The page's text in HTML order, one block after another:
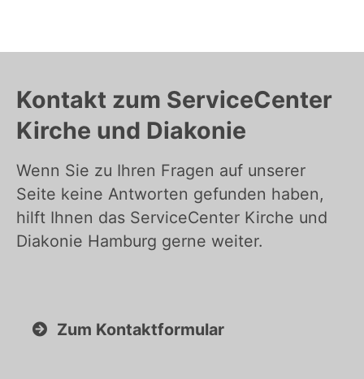
Kontakt zum ServiceCenter
Kirche und Diakonie
Wenn Sie zu Ihren Fragen auf unserer
Seite keine Antworten gefunden haben,
hilft Ihnen das ServiceCenter Kirche und
Diakonie Hamburg gerne weiter.
Zum Kontaktformular